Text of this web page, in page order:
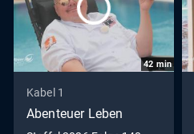
42 min
Kabel 1
Abenteuer Leben